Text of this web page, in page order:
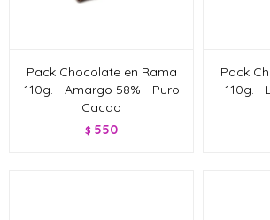
Pack Chocolate en Rama
110g. - Amargo 58% - Puro
Cacao
$ 550
Pack
110g. -